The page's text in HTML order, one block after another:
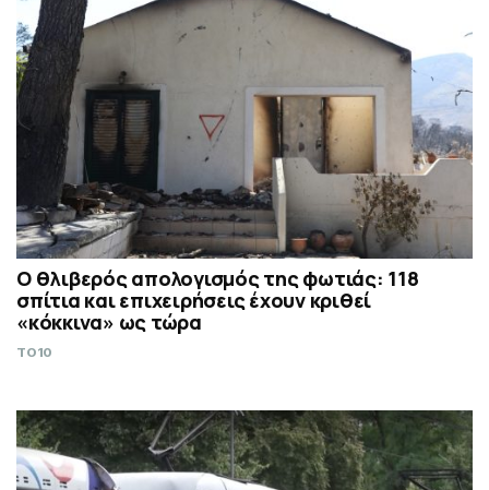
Ο θλιβερός απολογισμός της φωτιάς: 118
σπίτια και επιχειρήσεις έχουν κριθεί
«κόκκινα» ως τώρα
TO10